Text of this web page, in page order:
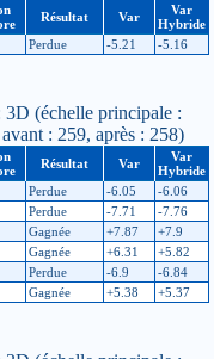
Résultat Var
Var
Hybride
Perdue -5.21 -5.16
(échelle principale :
: 259, après : 258)
Résultat Var
Var
Hybride
Perdue -6.05
-6.06
Perdue -7.71
-7.76
Gagnée +7.87
+7.9
Gagnée +6.31
+5.82
Perdue -6.9
-6.84
Gagnée +5.38 +5.37